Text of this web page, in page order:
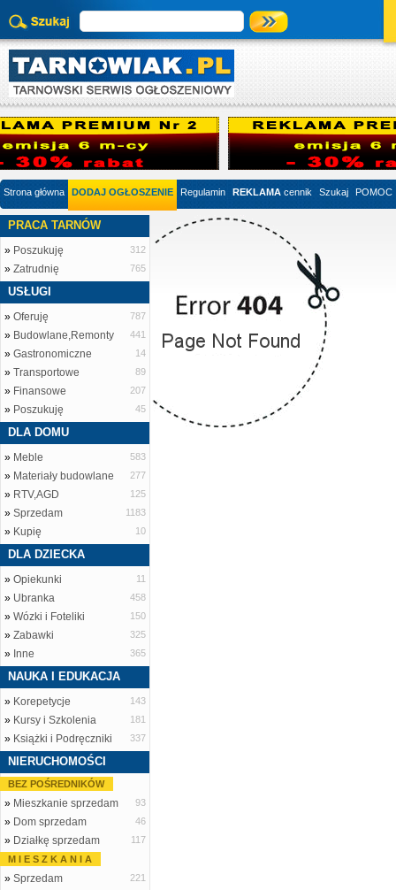
Strona główna DODAJ OGŁOSZENIE Regulamin REKLAMA cennik Szukaj POMOC
PRACA TARNÓW
» Poszukuję 312
» Zatrudnię 765
USŁUGI
» Oferuję 787
» Budowlane,Remonty 441
» Gastronomiczne 14
» Transportowe 89
» Finansowe 207
» Poszukuję 45
DLA DOMU
» Meble 583
» Materiały budowlane 277
» RTV,AGD 125
» Sprzedam 1183
» Kupię 10
DLA DZIECKA
» Opiekunki 11
» Ubranka 458
» Wózki i Foteliki 150
» Zabawki 325
» Inne 365
NAUKA I EDUKACJA
» Korepetycje 143
» Kursy i Szkolenia 181
» Książki i Podręczniki 337
NIERUCHOMOŚCI
BEZ POŚREDNIKÓW
» Mieszkanie sprzedam 93
» Dom sprzedam 46
» Działkę sprzedam
117
M I E S Z K A N I A
» Sprzedam 221